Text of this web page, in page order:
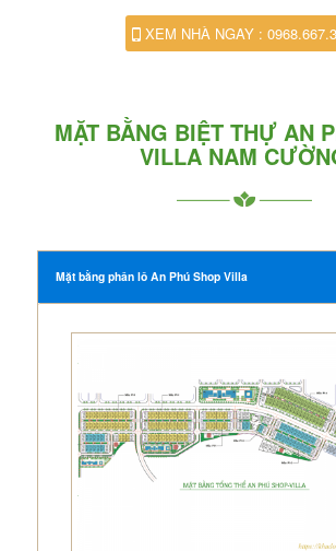
XEM NHÀ NGAY :
MẶT BẰNG BIỆT THỰ AN
VILLA NAM
Mặt bằng phân lô An Phú Shop Villa